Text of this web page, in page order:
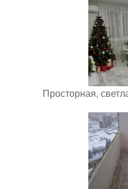
Просторная,